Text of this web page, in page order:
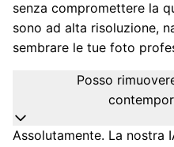
senza compromettere la
sono ad alta risoluzione,
sembrare le tue foto
Posso
Assolutamente. La nostra